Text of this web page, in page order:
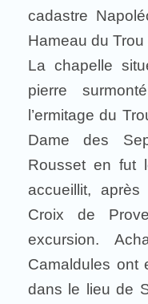
cadastre
Hameau du Trou
La chapelle
pierre
l’ermitage du
Dame des
Rousset en fut
accueillit,
Croix de
excursion.
Camaldules ont
dans le lieu de